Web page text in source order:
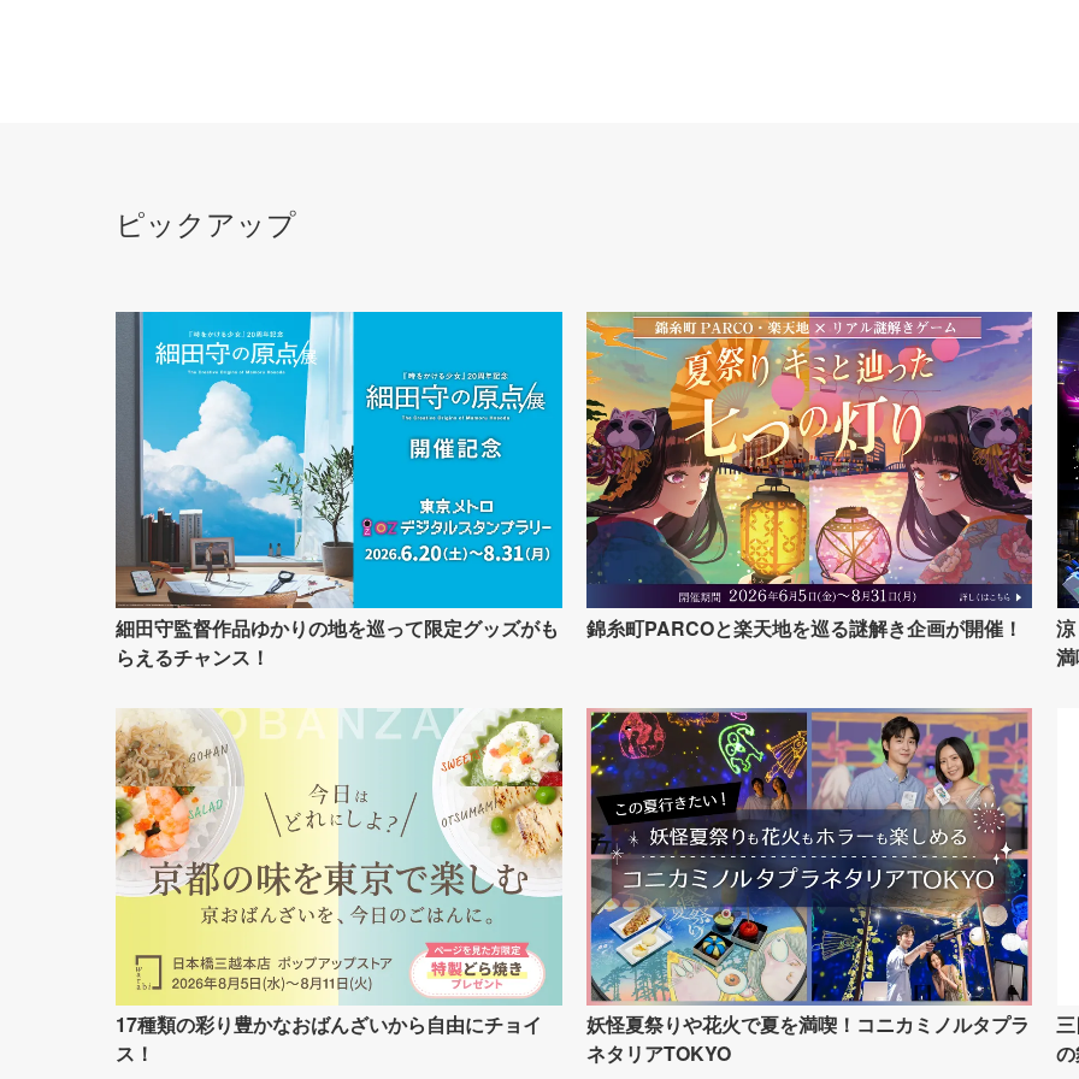
ピックアップ
細田守監督作品ゆかりの地を巡って限定グッズがも
らえるチャンス！
錦糸町PARCOと楽天地を巡る謎解き企画が開催！
17種類の彩り豊かなおばんざいから自由にチョイ
ス！
妖怪夏祭りや花火で夏を満喫！コニカミノルタプラ
ネタリアTOKYO